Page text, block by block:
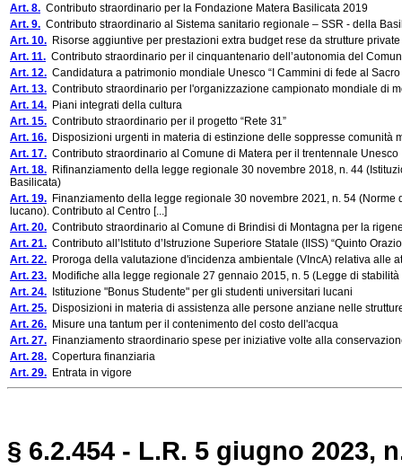
Art. 8. Contributo straordinario per la Fondazione Matera Basilicata 2019
Art. 9. Contributo straordinario al Sistema sanitario regionale – SSR - della
Art. 10. Risorse aggiuntive per prestazioni extra budget rese da strutture
Art. 11. Contributo straordinario per il cinquantenario dell’autonomia del
Art. 12. Candidatura a patrimonio mondiale Unesco “I Cammini di fede al
Art. 13. Contributo straordinario per l'organizzazione campionato mondiale di
Art. 14. Piani integrati della cultura
Art. 15. Contributo straordinario per il progetto “Rete 31”
Art. 16. Disposizioni urgenti in materia di estinzione delle soppresse comunità
Art. 17. Contributo straordinario al Comune di Matera per il trentennale Unesco
Art. 18. Rifinanziamento della legge regionale 30 novembre 2018, n. 44
Basilicata)
Art. 19. Finanziamento della legge regionale 30 novembre 2021, n. 54
lucano). Contributo al Centro [...]
Art. 20. Contributo straordinario al Comune di Brindisi di Montagna per la
Art. 21. Contributo all’Istituto d’Istruzione Superiore Statale (IISS) “Quinto
Art. 22. Proroga della valutazione d'incidenza ambientale (VIncA) relativa alle
Art. 23. Modifiche alla legge regionale 27 gennaio 2015, n. 5 (Legge di
Art. 24. Istituzione "Bonus Studente" per gli studenti universitari lucani
Art. 25. Disposizioni in materia di assistenza alle persone anziane nelle
Art. 26. Misure una tantum per il contenimento del costo dell'acqua
Art. 27. Finanziamento straordinario spese per iniziative volte alla
Art. 28. Copertura finanziaria
Art. 29. Entrata in vigore
§ 6.2.454 - L.R. 5 giugno 2023,